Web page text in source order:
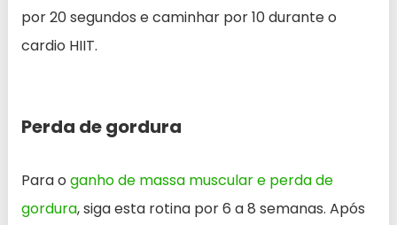
por 20 segundos e caminhar por 10 durante o
cardio HIIT.
Perda de gordura
Para o ganho de massa muscular e perda de
gordura, siga esta rotina por 6 a 8 semanas. Após